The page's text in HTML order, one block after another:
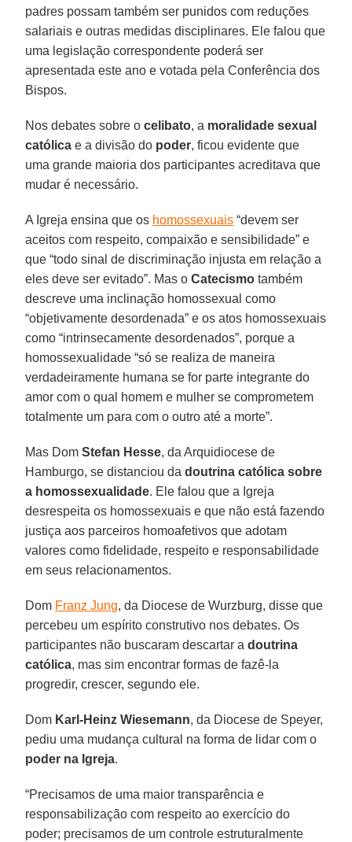
padres possam também ser punidos com reduções
salariais e outras medidas disciplinares. Ele falou que
uma legislação correspondente poderá ser
apresentada este ano e votada pela Conferência dos
Bispos.
Nos debates sobre ocelibato, a moralidade sexual
católica e a divisão do poder, ficou evidente que
uma grande maioria dos participantes acreditava que
mudar é necessário.
A Igreja ensina que os homossexuais “devem ser
aceitos com respeito, compaixão e sensibilidade” e
que “todo sinal de discriminação injusta em relação a
eles deve ser evitado”. Mas oCatecismo também
descreve uma inclinação homossexual como
“objetivamente desordenada” e os atos homossexuais
como “intrinsecamente desordenados”, porque a
homossexualidade “só se realiza de maneira
verdadeiramente humana se for parte integrante do
amor com o qual homem e mulher se comprometem
totalmente um para com o outro até a morte”.
Mas DomStefan Hesse, da Arquidiocese de
Hamburgo, se distanciou dadoutrina católica sobre
a homossexualidade. Ele falou que a Igreja
desrespeita os homossexuais e que não está fazendo
justiça aos parceiros homoafetivos que adotam
valores como fidelidade, respeito e responsabilidade
em seus relacionamentos.
Dom Franz Jung, da Diocese de Wurzburg, disse que
percebeu um espírito construtivo nos debates. Os
participantes não buscaram descartar adoutrina
católica, mas sim encontrar formas de fazê-la
progredir, crescer, segundo ele.
Dom Karl-Heinz Wiesemann, da Diocese de Speyer,
pediu uma mudança cultural na forma de lidar com o
poder na Igreja.
“Precisamos de uma maior transparência e
responsabilização com respeito ao exercício do
poder; precisamos de um controle estruturalmente